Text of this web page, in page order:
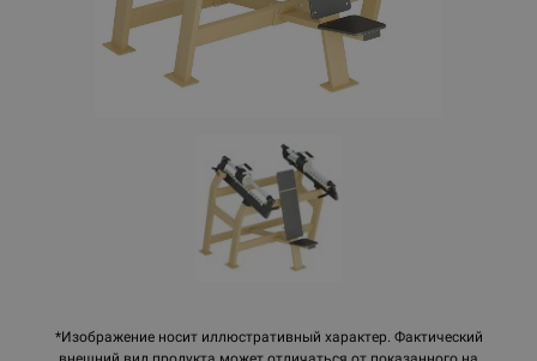
*Изображение носит иллюстративный характер. Фактический